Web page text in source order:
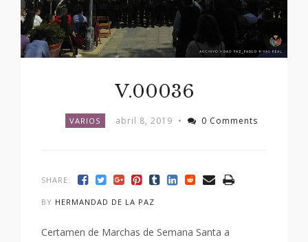
V.00036
VARIOS abril 8, 2019 • 0 Comments
SHARE:
BY HERMANDAD DE LA PAZ
Certamen de Marchas de Semana Santa a